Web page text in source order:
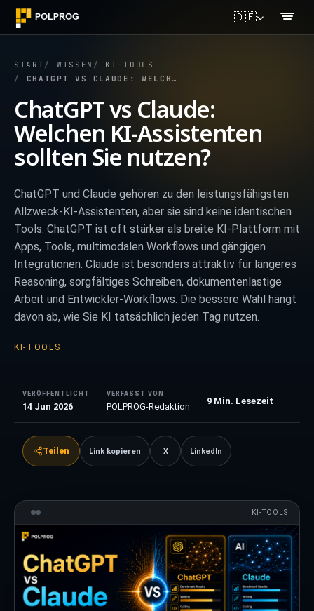
🇩🇪
START WISSEN
KI-TOOLS
CHATGPT VS CLAUDE: WELCHEN KI-ASSISTENTEN SOLLTEN SIE NUTZEN?
ChatGPT vs Claude:
Welchen KI-Assistenten
sollten Sie nutzen?
ChatGPT und Claude gehören zu den leistungsfähigsten
Allzweck-KI-Assistenten, aber sie sind keine identischen
Tools. ChatGPT ist oft stärker als breite KI-Plattform mit
Apps, Tools, multimodalen Workflows und gängigen
Integrationen. Claude ist besonders attraktiv für längeres
Reasoning, sorgfältiges Schreiben, dokumentenlastige
Arbeit und Entwickler-Workflows. Die bessere Wahl hängt
davon ab, wie Sie KI tatsächlich jeden Tag nutzen.
KI-TOOLS
VERÖFFENTLICHT
14 Jun 2026
VERFASST VON
POLPROG-Redaktion
9 Min. Lesezeit
Teilen Link kopieren X LinkedIn
KI-TOOLS